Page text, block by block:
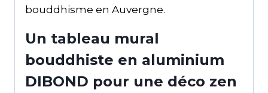
bouddhisme en Auvergne.
Un tableau mural
bouddhiste en aluminium
DIBOND pour une déco zen